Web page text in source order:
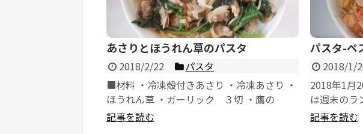
あさりとほうれん草のパスタ
2018/2/22
パスタ
■材料 ・冷凍殻付きあさり ・冷凍あさり ・
ほうれん草 ・ガーリック ３切 ・鷹の
爪 ３本 ・オリーブオイル ・塩 ...
記事を読む
パスタ-ペ
2018/1/
2018年1月
は週末のラ
庫を購入し
記事を読む